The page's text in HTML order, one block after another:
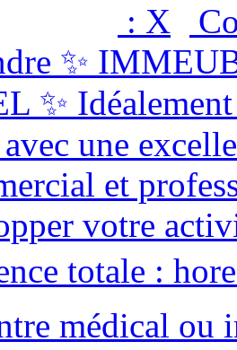
✨
✨
une
et
votre
totale :
médical ou